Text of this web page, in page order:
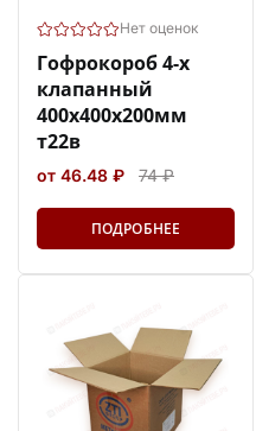
Нет оценок
Гофрокороб 4-х
клапанный
400х400х200мм
т22в
от 46.48 ₽ 74 ₽
ПОДРОБНЕЕ